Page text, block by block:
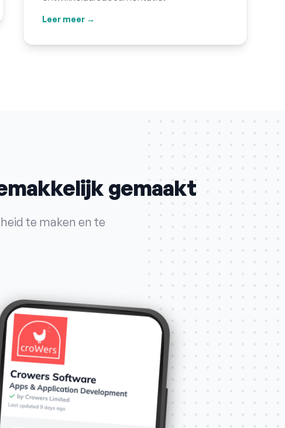
Leer meer →
gemaakt
te maken en te